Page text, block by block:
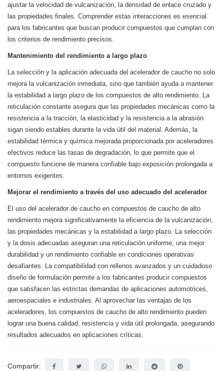
ajustar la velocidad de vulcanización, la densidad de enlace cruzado y
las propiedades finales. Comprender estas interacciones es esencial
para los fabricantes que buscan producir compuestos que cumplan con
los criterios de rendimiento precisos.
Mantenimiento del rendimiento a largo plazo
La selección y la aplicación adecuada del acelerador de caucho no solo
mejora la vulcanización inmediata, sino que también ayuda a mantener
la estabilidad a largo plazo de los compuestos de alto rendimiento. La
reticulación constante asegura que las propiedades mecánicas como la
resistencia a la tracción, la elasticidad y la resistencia a la abrasión
sigan siendo estables durante la vida útil del material. Además, la
estabilidad térmica y química mejorada proporcionada por aceleradores
efectivos reduce las tasas de degradación, lo que permite que el
compuesto funcione de manera confiable bajo exposición prolongada a
entornos exigentes.
Mejorar el rendimiento a través del uso adecuado del acelerador
El uso del acelerador de caucho en compuestos de caucho de alto
rendimiento mejora significativamente la eficiencia de la vulcanización,
las propiedades mecánicas y la estabilidad a largo plazo. La selección
y la dosis adecuadas aseguran una reticulación uniforme, una mejor
durabilidad y un rendimiento confiable en condiciones operativas
desafiantes. La compatibilidad con rellenos avanzados y un cuidadoso
diseño de formulación permite a los fabricantes producir compuestos
que satisfacen las estrictas demandas de aplicaciones automotrices,
aeroespaciales e industriales. Al aprovechar las ventajas de los
aceleradores, los compuestos de caucho de alto rendimiento pueden
lograr una buena calidad, resistencia y vida útil prolongada, asegurando
resultados adecuados en aplicaciones críticas.
Compartir: